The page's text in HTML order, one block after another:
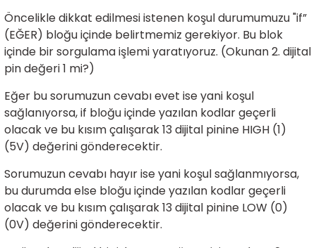
Öncelikle dikkat edilmesi istenen koşul durumumuzu "if”
(EĞER) bloğu içinde belirtmemiz gerekiyor. Bu blok
içinde bir sorgulama işlemi yaratıyoruz. (Okunan 2. dijital
pin değeri 1 mi?)
Eğer bu sorumuzun cevabı evet ise yani koşul
sağlanıyorsa, if bloğu içinde yazılan kodlar geçerli
olacak ve bu kısım çalışarak 13 dijital pinine HIGH (1)
(5V) değerini gönderecektir.
Sorumuzun cevabı hayır ise yani koşul sağlanmıyorsa,
bu durumda else bloğu içinde yazılan kodlar geçerli
olacak ve bu kısım çalışarak 13 dijital pinine LOW (0)
(0V) değerini gönderecektir.